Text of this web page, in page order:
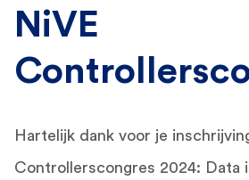
NiVE
Hartelijk dank voor je
Controllerscongres 2024: Data